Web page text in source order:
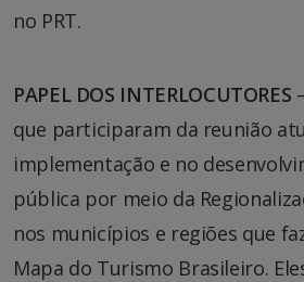
no PRT.
PAPEL DOS INTERLOCUTORES
que participaram da reunião
implementação e no
pública por meio da
nos municípios e regiões que
Mapa do Turismo Brasileiro.